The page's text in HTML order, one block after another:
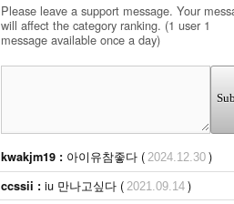
Please leave a support message. Your
will affect the category ranking. (1 user 1
message available once a day)
kwakjm19 : 아이유참좋다 ( 2024.12.30 )
ccssii : iu 만나고싶다 ( 2021.09.14 )